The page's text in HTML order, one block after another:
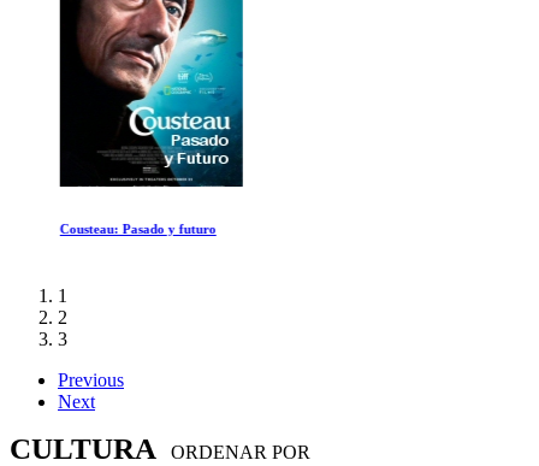
Cousteau: Pasado y futuro
1
2
3
Previous
Next
CULTURA ORDENAR POR